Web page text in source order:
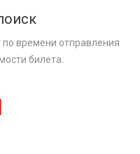
времени отправления
билета.